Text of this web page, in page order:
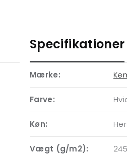
Specifikationer
Mærke:
Farve:
Køn:
Vægt (g/m2): 245